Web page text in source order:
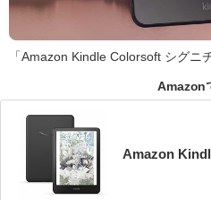
「Amazon Kindle Colorsoft シグニ
Amazon
Amazon